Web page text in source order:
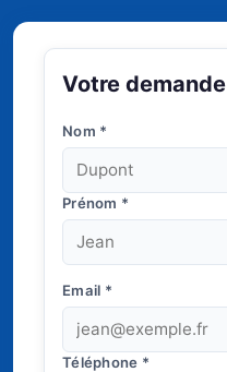
Votre demande
Nom *
Prénom *
Email *
Téléphone *